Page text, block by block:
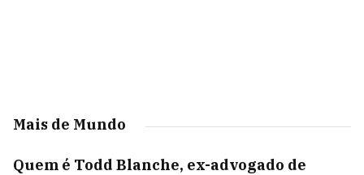
Mais de Mundo
Quem é Todd Blanche, ex-advogado de